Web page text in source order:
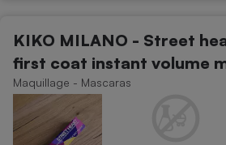
KIKO MILANO - Street
first coat instant volume
Maquillage - Mascaras